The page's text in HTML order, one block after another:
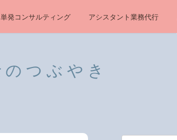
単発コンサルティング アシスタント業務代行
つぶやき